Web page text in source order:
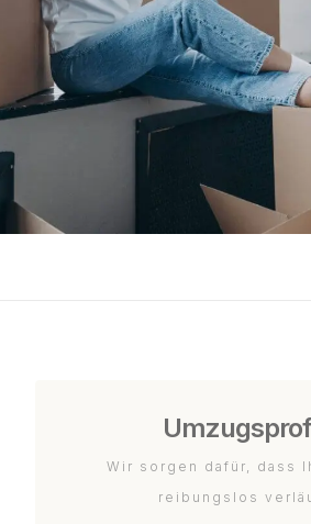
Wir sorgen dafür, dass
reibungslos